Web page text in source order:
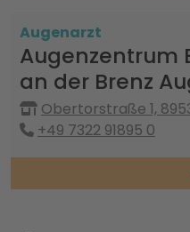
Augenarzt
Augenzentrum
an der Brenz
Obertorstraße 1,
+49 7322 91895 0